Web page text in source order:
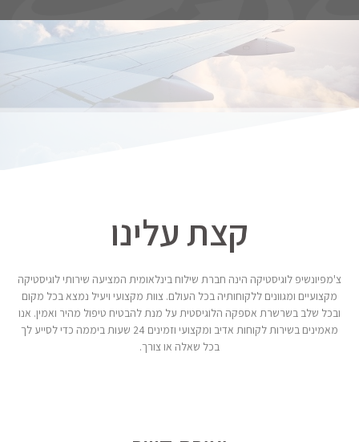
קצת עלינו
צ'מפיונשיפ לוגיסטיקה הינה חברת שילוח בינלאומית המציעה שירותי לוגיסטיקה
מקצועיים ומגוונים ללקוחותיה בכל העולם. צוות מקצועי ויעיל נמצא בכל מקום
ובכל שלב בשרשרת אספקה הלוגיסטית על מנת להבטיח טיפול מהיר ואמין. אנו
מאמינים בשירות לקוחות אדיב ומקצועי וזמינים 24 שעות ביממה כדי לסייע לך
בכל שאלה או צורך.